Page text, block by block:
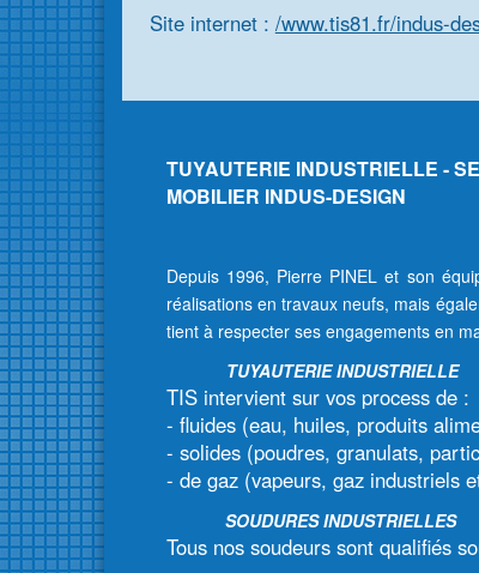
Site internet : /www.tis81.fr/indus-
TUYAUTERIE INDUSTRIELLE -
MOBILIER INDUS-DESIGN
Depuis 1996, Pierre PINEL et son
réalisations en travaux neufs, mais
tient à respecter ses engagements en
TUYAUTERIE INDUSTRIELLE
TIS intervient sur vos process de :
- fluides (eau, huiles, produits
- solides (poudres, granulats,
- de gaz (vapeurs, gaz industriels
SOUDURES INDUSTRIELLES
Tous nos soudeurs sont qualifiés